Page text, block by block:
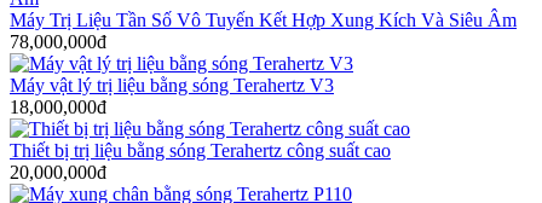
Máy Trị Liệu Tần Số Vô Tuyến Kết Hợp Xung Kích Và Siêu Âm
78,000,000đ
Máy vật lý trị liệu bằng sóng Terahertz V3
18,000,000đ
Thiết bị trị liệu bằng sóng Terahertz công suất cao
20,000,000đ